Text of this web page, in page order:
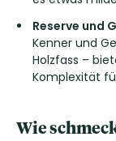
Reserve und
Kenner und
Holzfass –
Komplexität
Wie